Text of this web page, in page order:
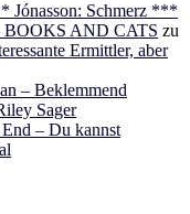
Jónasson: Schmerz ***
BOOKS AND CATS zu
Ermittler, aber
– Beklemmend
Sager
End – Du kannst